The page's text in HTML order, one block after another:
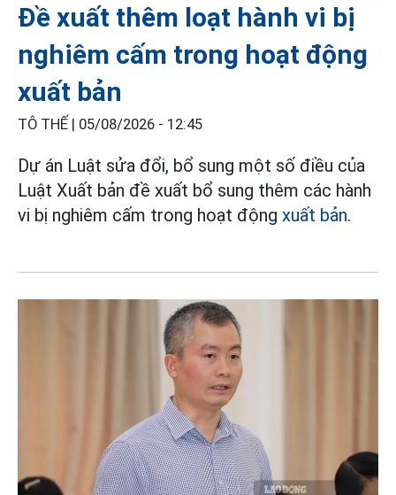
Đề xuất thêm loạt hành vi bị
nghiêm cấm trong hoạt động
xuất bản
TÔ THẾ | 05/08/2026 - 12:45
Dự án Luật sửa đổi, bổ sung một số điều của
Luật Xuất bản đề xuất bổ sung thêm các hành
vi bị nghiêm cấm trong hoạt động xuất bản.